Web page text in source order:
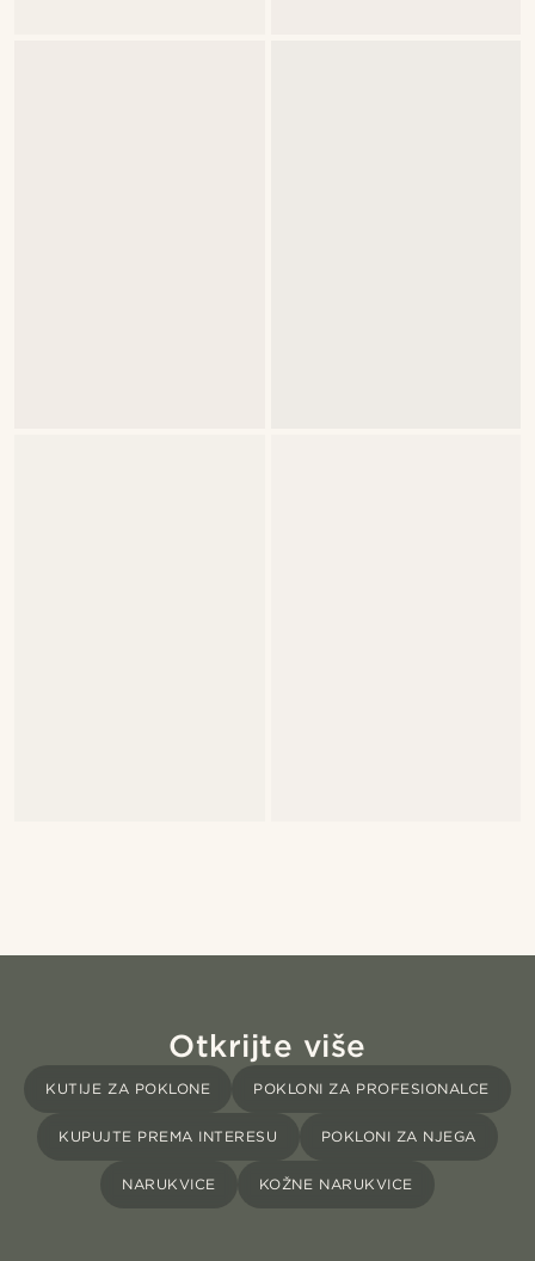
Otkrijte više
KUTIJE ZA POKLONE POKLONI ZA PROFESIONALCE
KUPUJTE PREMA INTERESU POKLONI ZA NJEGA
NARUKVICE KOŽNE NARUKVICE